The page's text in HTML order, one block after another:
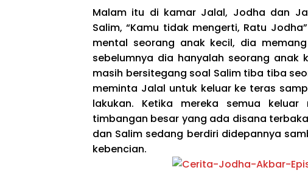
Malam itu di kamar Jalal, Jodha dan
Salim, “Kamu tidak mengerti, Ratu
mental seorang anak kecil, dia
sebelumnya dia hanyalah seorang anak
masih bersitegang soal Salim tiba tiba
meminta Jalal untuk keluar ke teras
lakukan. Ketika mereka semua
timbangan besar yang ada disana
dan Salim sedang berdiri didepannya
kebencian.